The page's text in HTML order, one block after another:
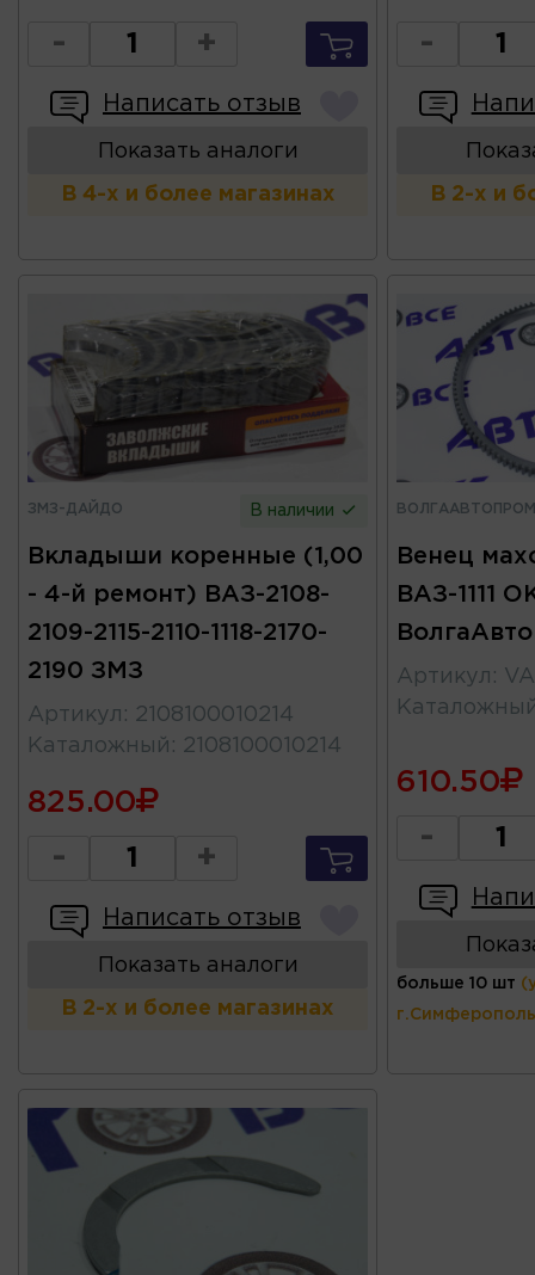
- +
Написать отзыв
Показать аналоги
В 4-х и более магазинах
-
В 2-х и
ЗМЗ-ДАЙДО В наличии
Вкладыши коренные (1,00
- 4-й ремонт) ВАЗ-2108-
2109-2115-2110-1118-2170-
2190 ЗМЗ
Артикул : 2108100010214
Каталожный : 2108100010214
825.00
- +
Написать отзыв
Показать аналоги
В 2-х и более магазинах
ВОЛГААВТОПРОМ
Венец
ВАЗ-1111
Артикул :
610.50
-
больше 10 шт